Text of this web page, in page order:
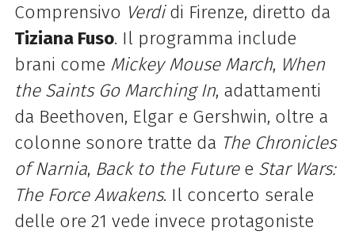
Comprensivo Verdidi Firenze, diretto da
Tiziana Fuso. Il programma include
brani come Mickey Mouse March, When
the Saints Go Marching In, adattamenti
da Beethoven, Elgar e Gershwin, oltre a
colonne sonore tratte da The Chronicles
of Narnia, Back to the Futuree Star Wars:
The Force Awakens. Il concerto serale
delle ore 21 vede invece protagoniste